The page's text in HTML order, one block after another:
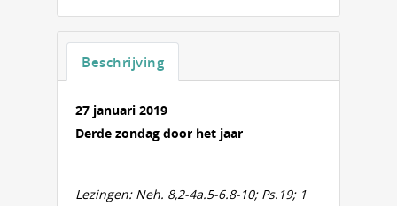
Beschrijving
27 januari 2019
Derde zondag door het jaar
Lezingen:Neh. 8,2-4a.5-6.8-10; Ps.19; 1